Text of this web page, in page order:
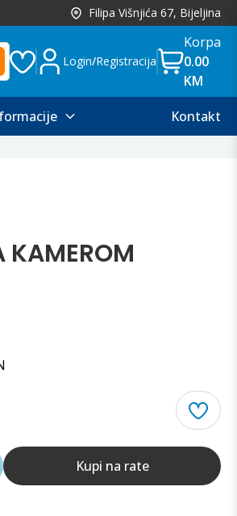
Filipa Višnjića 67, Bijeljina
Login/Registracija
Korpa
0.00
KM
Kontakt
KAMEROM
Kupi na rate